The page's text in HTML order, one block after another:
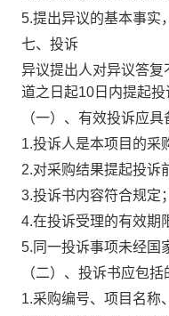
5.提出异议的基本事实
七、投诉
异议提出人对异议答
道之日起10日内提起投
（一）、有效投诉应具
1.投诉人是本项目的采
2.对采购结果提起投诉
3.投诉书内容符合规定；
4.在投诉受理的有效期
5.同一投诉事项未经国
（二）、投诉书应包括
1.采购编号、项目名称